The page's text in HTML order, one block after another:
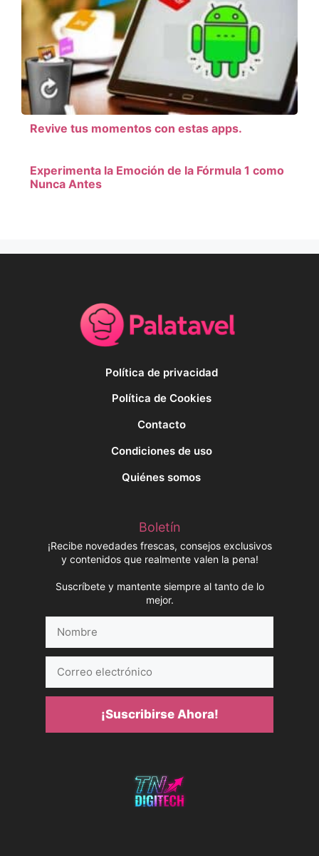
Revive tus momentos con estas apps.
Experimenta la Emoción de la Fórmula 1 como
Nunca Antes
Política de privacidad
Política de Cookies
Contacto
Condiciones de uso
Quiénes somos
Boletín
¡Recibe novedades frescas, consejos exclusivos
y contenidos que realmente valen la pena!
Suscríbete y mantente siempre al tanto de lo
mejor.
electrónico
¡Suscribirse Ahora!